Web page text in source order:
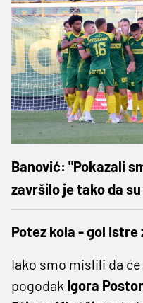
Banović: "Pokazali
završilo je tako da
Potez kola - gol Istre
Iako smo mislili da
pogodak Igora